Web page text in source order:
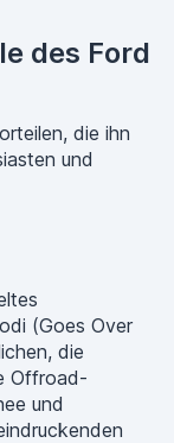
des Ford
die ihn
und
(Goes Over
die
Offroad-
und